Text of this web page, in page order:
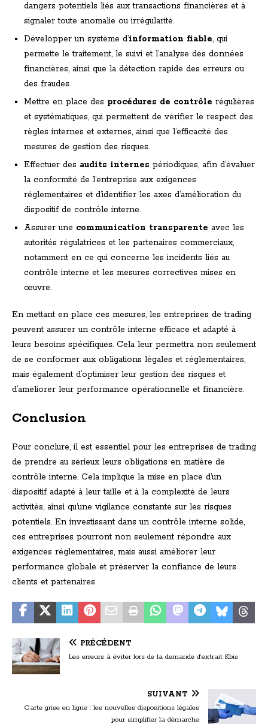
dangers potentiels liés aux transactions financières et à
signaler toute anomalie ou irrégularité.
Développer un système d’information fiable, qui
permette le traitement, le suivi et l’analyse des données
financières, ainsi que la détection rapide des erreurs ou
des fraudes.
Mettre en place des procédures de contrôle régulières
et systématiques, qui permettent de vérifier le respect des
règles internes et externes, ainsi que l’efficacité des
mesures de gestion des risques.
Effectuer des audits internes périodiques, afin d’évaluer
la conformité de l’entreprise aux exigences
réglementaires et d’identifier les axes d’amélioration du
dispositif de contrôle interne.
Assurer une communication transparente avec les
autorités régulatrices et les partenaires commerciaux,
notamment en ce qui concerne les incidents liés au
contrôle interne et les mesures correctives mises en
œuvre.
En mettant en place ces mesures, les entreprises de trading
peuvent assurer un contrôle interne efficace et adapté à
leurs besoins spécifiques. Cela leur permettra non seulement
de se conformer aux obligations légales et réglementaires,
mais également d’optimiser leur gestion des risques et
d’améliorer leur performance opérationnelle et financière.
Conclusion
Pour conclure, il est essentiel pour les entreprises de trading
de prendre au sérieux leurs obligations en matière de
contrôle interne. Cela implique la mise en place d’un
dispositif adapté à leur taille et à la complexité de leurs
activités, ainsi qu’une vigilance constante sur les risques
potentiels. En investissant dans un contrôle interne solide,
ces entreprises pourront non seulement répondre aux
exigences réglementaires, mais aussi améliorer leur
performance globale et préserver la confiance de leurs
clients et partenaires.
PRÉCÉDENT
Les erreurs à éviter lors de la demande d’extrait Kbis
SUIVANT
Carte grise en ligne : les nouvelles dispositions légales
pour simplifier la démarche